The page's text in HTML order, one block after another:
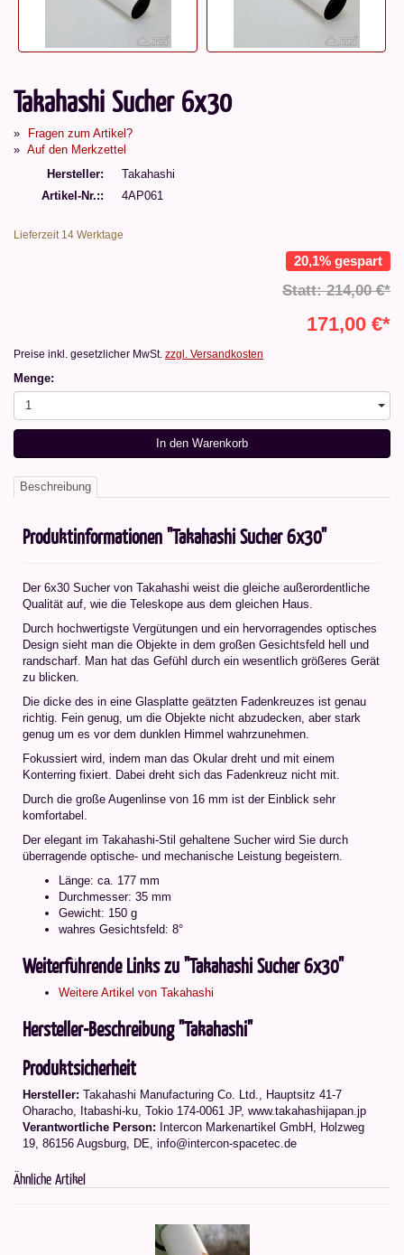
Takahashi Sucher 6x30
Fragen zum Artikel?
Auf den Merkzettel
Hersteller
Takahashi
Artikel-Nr.:
4AP061
Lieferzeit 14 Werktage
20,1% gespart
Statt: 214,00 €*
171,00 €*
Preise inkl. gesetzlicher MwSt. zzgl. Versandkosten
Menge:
1
In den Warenkorb
Beschreibung
Produktinformationen "Takahashi Sucher 6x30"
Der 6x30 Sucher von Takahashi weist die gleiche außerordentliche
Qualität auf, wie die Teleskope aus dem gleichen Haus.
Durch hochwertigste Vergütungen und ein hervorragendes optisches
Design sieht man die Objekte in dem großen Gesichtsfeld hell und
randscharf. Man hat das Gefühl durch ein wesentlich größeres Gerät
zu blicken.
Die dicke des in eine Glasplatte geätzten Fadenkreuzes ist genau
richtig. Fein genug, um die Objekte nicht abzudecken, aber stark
genug um es vor dem dunklen Himmel wahrzunehmen.
Fokussiert wird, indem man das Okular dreht und mit einem
Konterring fixiert. Dabei dreht sich das Fadenkreuz nicht mit.
Durch die große Augenlinse von 16 mm ist der Einblick sehr
komfortabel.
Der elegant im Takahashi-Stil gehaltene Sucher wird Sie durch
überragende optische- und mechanische Leistung begeistern.
Länge: ca. 177 mm
Durchmesser: 35 mm
Gewicht: 150 g
wahres Gesichtsfeld: 8°
Weiterführende Links zu "Takahashi Sucher 6x30"
Weitere Artikel von Takahashi
Hersteller-Beschreibung "Takahashi"
Produktsicherheit
Hersteller: Takahashi Manufacturing Co. Ltd., Hauptsitz 41-7
Oharacho, Itabashi-ku, Tokio 174-0061 JP, www.takahashijapan.jp
Verantwortliche Person: Intercon Markenartikel GmbH, Holzweg
19, 86156 Augsburg, DE, info@intercon-spacetec.de
Ähnliche Artikel